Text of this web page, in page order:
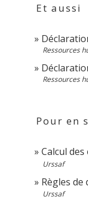
Et aussi
Ressources
Ressources
Pour en
Calcul
Urssaf
Règles
Urssaf